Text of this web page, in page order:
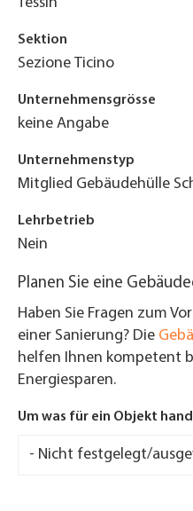
Sektion
Sezione Ticino
Unternehmensgrösse
keine Angabe
Unternehmenstyp
Mitglied Gebäudehülle
Lehrbetrieb
Nein
Planen Sie eine
Haben Sie Fragen zum
einer Sanierung? Die
helfen Ihnen kompetent
Energiesparen.
Um was für ein Objekt